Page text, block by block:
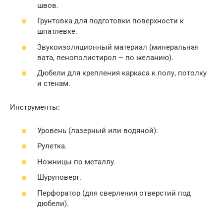
швов.
Грунтовка для подготовки поверхности к
шпатлевке.
Звукоизоляционный материал (минеральная
вата, пенополистирол – по желанию).
Дюбели для крепления каркаса к полу, потолку
и стенам.
Инструменты:
Уровень (лазерный или водяной).
Рулетка.
Ножницы по металлу.
Шуруповерт.
Перфоратор (для сверления отверстий под
дюбели).